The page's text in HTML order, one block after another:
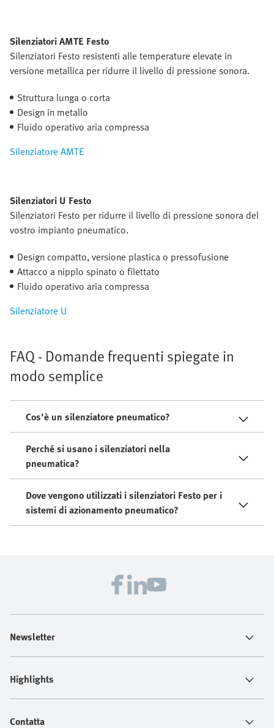
Silenziatori AMTE Festo
Silenziatori Festo resistenti alle temperature elevate in
versione metallica per ridurre il livello di pressione sonora.
Struttura lunga o corta
Design in metallo
Fluido operativo aria compressa
Silenziatore AMTE
Silenziatori U Festo
Silenziatori Festo per ridurre il livello di pressione sonora del
vostro impianto pneumatico.
Design compatto, versione plastica o pressofusione
Attacco a nipplo spinato o filettato
Fluido operativo aria compressa
Silenziatore U
FAQ - Domande frequenti spiegate in
modo semplice
Cos'è un silenziatore pneumatico?
Perché si usano i silenziatori nella
pneumatica?
Dove vengono utilizzati i silenziatori Festo per i
sistemi di azionamento pneumatico?
Newsletter
Highlights
Contatta